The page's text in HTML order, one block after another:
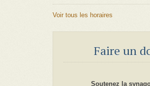
Voir tous les horaires
Faire un
Soutenez la